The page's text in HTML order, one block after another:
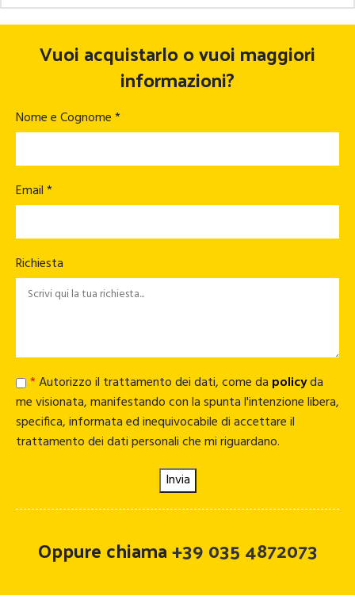
Vuoi acquistarlo o vuoi maggiori
informazioni?
Nome e Cognome *
Email *
Richiesta
*Autorizzo il trattamento dei dati, come da policyda
me visionata, manifestando con la spunta l'intenzione libera,
specifica, informata ed inequivocabile di accettare il
trattamento dei dati personali che mi riguardano.
Oppure chiama+39 035 4872073